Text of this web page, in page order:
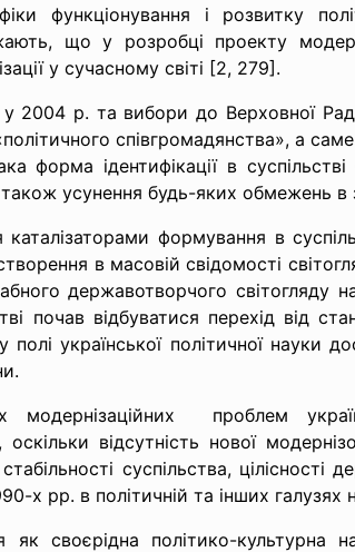
функціонування і розвитку
що у розробці проекту
у сучасному світі [2, 279].
2004 р. та вибори до Верховної
«політичного співгромадянства», а
форма ідентифікації в
усунення будь-яких обмежень
формування в
в масовій свідомості
державотворчого світогляду
почав відбуватися перехід від
української політичної науки
модернізаційних проблем
відсутність нової
суспільства, цілісності
х рр. в політичній та інших галузях
як своєрідна політико-культурна